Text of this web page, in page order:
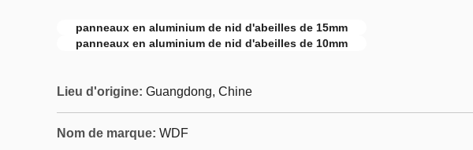
panneaux en aluminium de nid d'abeilles de 15mm
panneaux en aluminium de nid d'abeilles de 10mm
Lieu d'origine: Guangdong, Chine
Nom de marque: WDF